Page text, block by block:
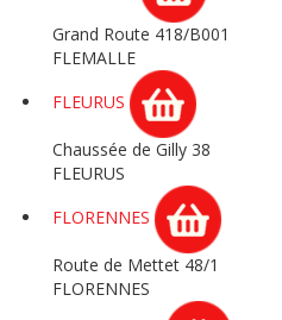
Grand Route 418/B001
FLEMALLE
FLEURUS
Chaussée de Gilly 38
FLEURUS
FLORENNES
Route de Mettet 48/1
FLORENNES